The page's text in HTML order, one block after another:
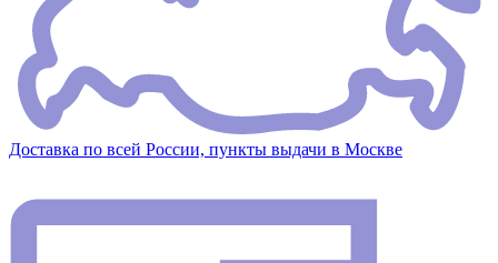
Доставка по всей России, пункты выдачи в Москве